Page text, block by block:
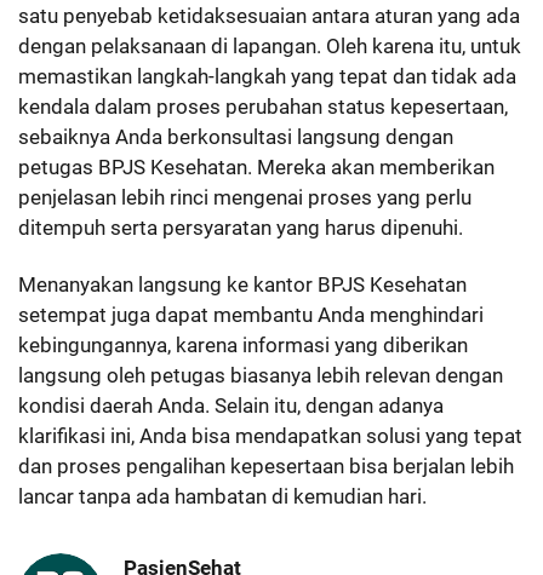
satu penyebab ketidaksesuaian antara aturan yang ada
dengan pelaksanaan di lapangan. Oleh karena itu, untuk
memastikan langkah-langkah yang tepat dan tidak ada
kendala dalam proses perubahan status kepesertaan,
sebaiknya Anda berkonsultasi langsung dengan
petugas BPJS Kesehatan. Mereka akan memberikan
penjelasan lebih rinci mengenai proses yang perlu
ditempuh serta persyaratan yang harus dipenuhi.
Menanyakan langsung ke kantor BPJS Kesehatan
setempat juga dapat membantu Anda menghindari
kebingungannya, karena informasi yang diberikan
langsung oleh petugas biasanya lebih relevan dengan
kondisi daerah Anda. Selain itu, dengan adanya
klarifikasi ini, Anda bisa mendapatkan solusi yang tepat
dan proses pengalihan kepesertaan bisa berjalan lebih
lancar tanpa ada hambatan di kemudian hari.
PasienSehat